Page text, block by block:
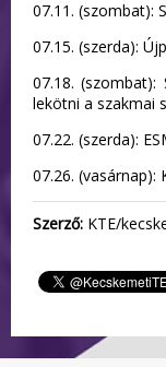
07.11. (szombat):
07.15. (szerda):
07.18. (szombat):
lekötni a szakmai
07.22. (szerda):
07.26. (vasárnap):
Szerző: KTE/